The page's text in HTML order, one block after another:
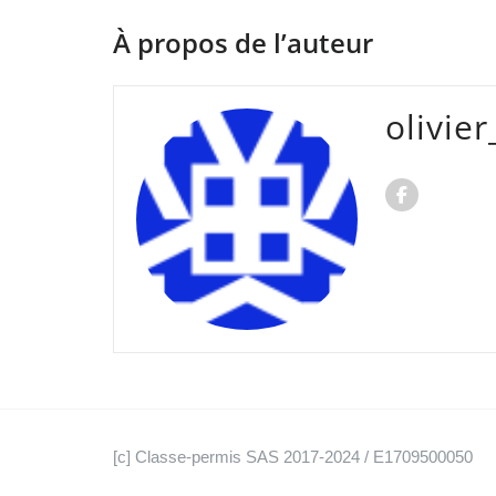
À propos de l’auteur
[c] Classe-permis SAS 2017-2024 / E1709500050